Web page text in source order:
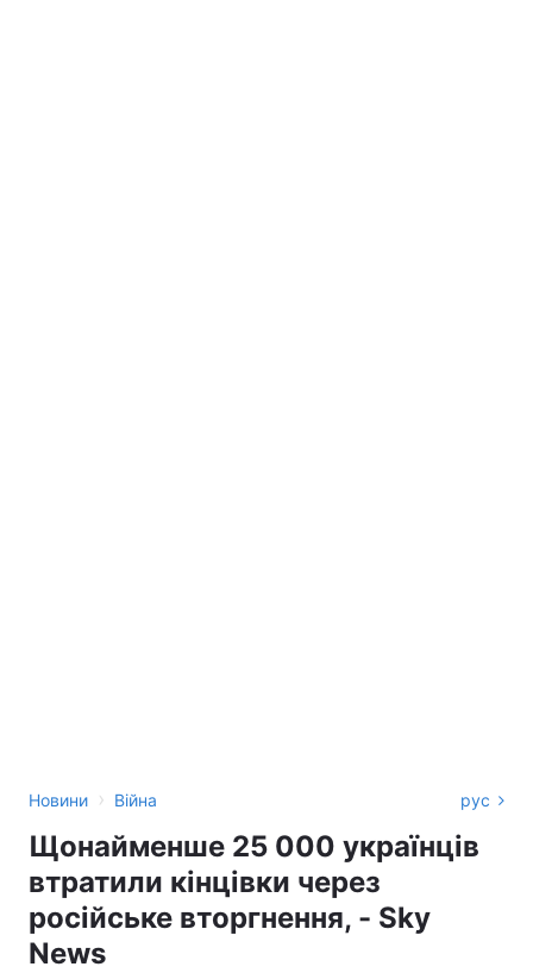
Новини › Війна рус
Щонайменше 25 000 українців
втратили кінцівки через
російське вторгнення, - Sky
News